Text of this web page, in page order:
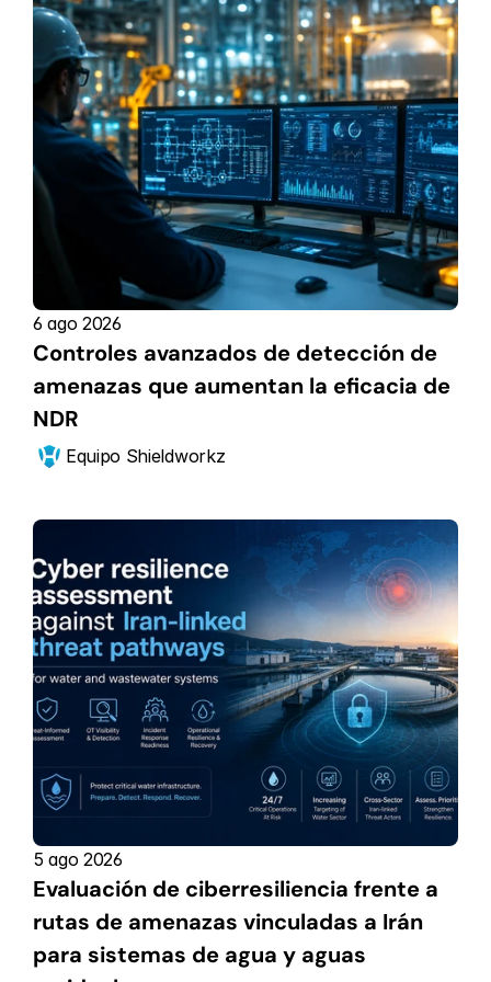
6 ago 2026
Controles avanzados de detección de
amenazas que aumentan la eficacia de
NDR
Equipo Shieldworkz
5 ago 2026
Evaluación de ciberresiliencia frente a
rutas de amenazas vinculadas a Irán
para sistemas de agua y aguas